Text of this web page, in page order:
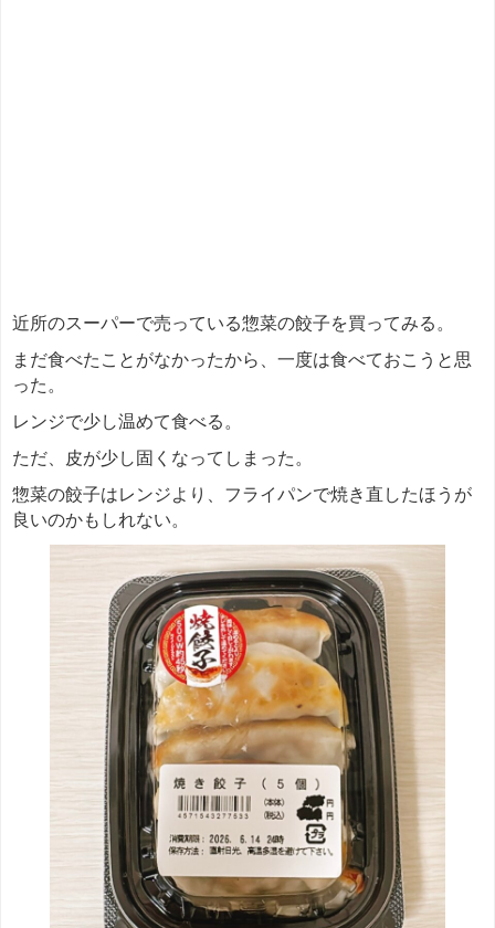
近所のスーパーで売っている惣菜の餃子を買ってみる。
まだ食べたことがなかったから、一度は食べておこうと思
った。
レンジで少し温めて食べる。
ただ、皮が少し固くなってしまった。
惣菜の餃子はレンジより、フライパンで焼き直したほうが
良いのかもしれない。